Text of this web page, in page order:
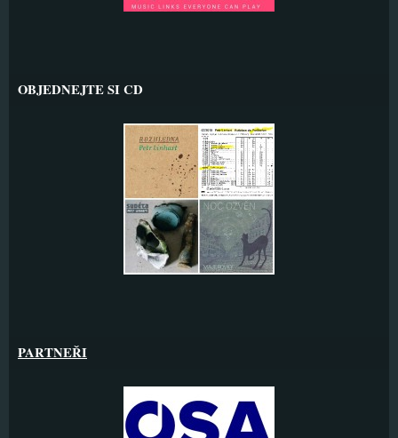
OBJEDNEJTE SI CD
PARTNEŘI